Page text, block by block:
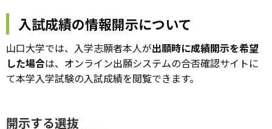
入試成績の情報開示について
山口大学では、入学志願者本人が出願時に成績開示を希望
した場合は、オンライン出願システムの合否確認サイトに
て本学入学試験の入試成績を閲覧できます。
開示する選抜